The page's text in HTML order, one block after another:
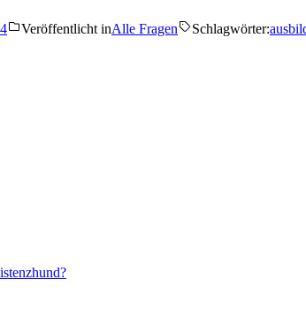
Veröffentlicht inAlle Fragen Schlagwörter: